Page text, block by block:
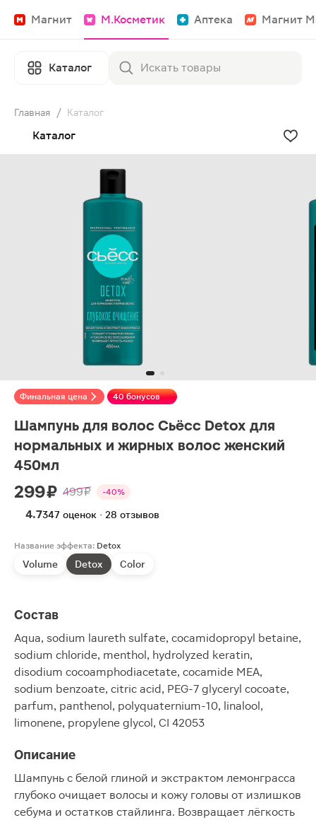
Магнит М.Косметик Аптека Магнит
Каталог
Главная / Каталог
Каталог
Финальная цена 40 бонусов
Шампунь для волос Сьёсс Detox для
нормальных и жирных волос женский
450мл
299 ₽ 499 ₽ -40%
4.7347 оценок · 28 отзывов
Название эффекта: Detox
Volume Detox Color
Состав
Aqua, sodium laureth sulfate, cocamidopropyl betaine,
sodium chloride, menthol, hydrolyzed keratin,
disodium cocoamphodiacetate, cocamide MEA,
sodium benzoate, citric acid, PEG-7 glyceryl cocoate,
parfum, panthenol, polyquaternium-10, linalool,
limonene, propylene glycol, CI 42053
Описание
Шампунь с белой глиной и экстрактом лемонграсса
глубоко очищает волосы и кожу головы от излишков
себума и остатков стайлинга. Возвращает лёгкость